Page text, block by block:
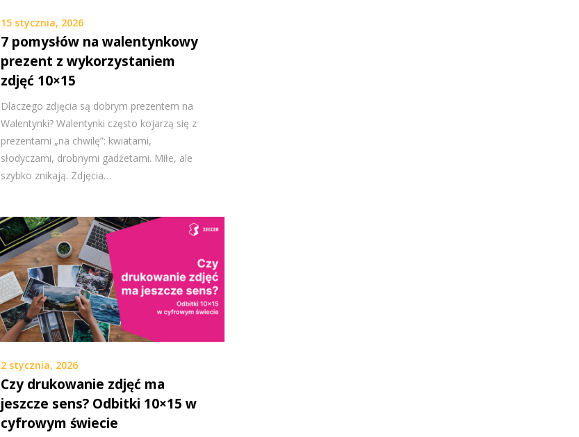
15 stycznia, 2026
7 pomysłów na walentynkowy
prezent z wykorzystaniem
zdjęć 10×15
Dlaczego zdjęcia są dobrym prezentem na
Walentynki? Walentynki często kojarzą się z
prezentami „na chwilę”: kwiatami,
słodyczami, drobnymi gadżetami. Miłe, ale
szybko znikają. Zdjęcia…
2 stycznia, 2026
Czy drukowanie zdjęć ma
jeszcze sens? Odbitki 10×15 w
cyfrowym świecie